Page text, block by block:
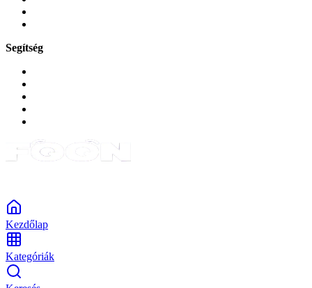
Segítség
Kezdőlap
Kategóriák